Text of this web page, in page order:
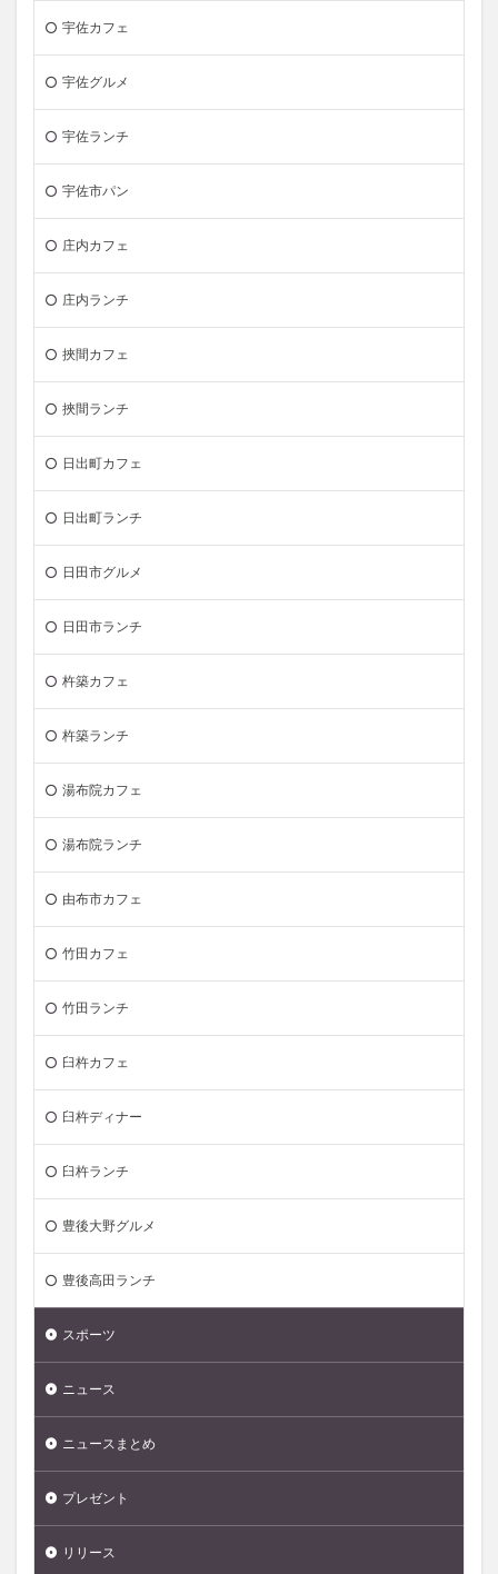
宇佐カフェ
宇佐グルメ
宇佐ランチ
宇佐市パン
庄内カフェ
庄内ランチ
挾間カフェ
挾間ランチ
日出町カフェ
日出町ランチ
日田市グルメ
日田市ランチ
杵築カフェ
杵築ランチ
湯布院カフェ
湯布院ランチ
由布市カフェ
竹田カフェ
竹田ランチ
臼杵カフェ
臼杵ディナー
臼杵ランチ
豊後大野グルメ
豊後高田ランチ
スポーツ
ニュース
ニュースまとめ
プレゼント
リリース